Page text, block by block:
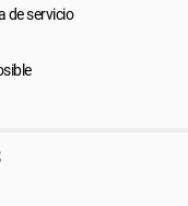
de servicio